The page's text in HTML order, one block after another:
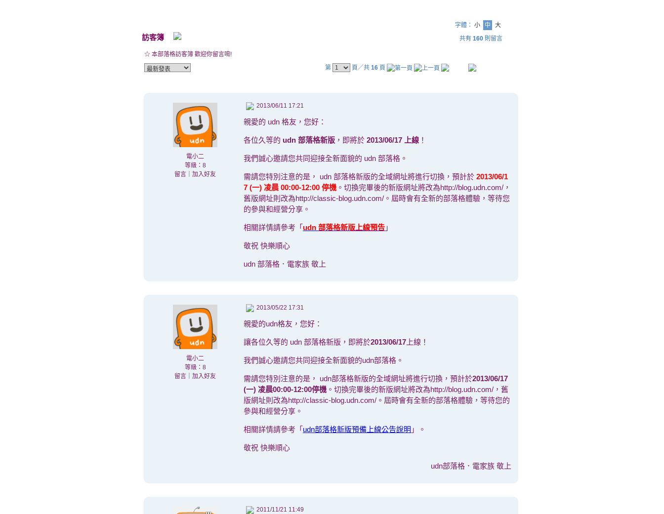
字體： 小 中 大
訪客簿 共有 160 則留言
☆ 本部落格訪客簿 歡迎你留言唷!
第
頁／共 16 頁
電小二
等級：8
留言
加入好友
2013/06/11 17:21
親愛的 udn 格友，您好：
各位久等的 udn 部落格新版 ，即將於 2013/06/17 上線 ！
我們誠心邀請您共同迎接全新面貌的 udn 部落格。
需請您特別注意的是， udn 部落格新版的全域網址將進行切換，預計於 2013/06/1
7 (一) 凌晨 00:00-12:00 停機 。切換完畢後的新版網址將改為http://blog.udn.com/，
舊版網址則改為http://classic-blog.udn.com/。屆時會有全新的部落格體驗，等待您
的參與和經營分享。
相關詳情請參考「 udn 部落格新版上線預告 」
敬祝 快樂順心
udn 部落格．電家族 敬上
電小二
等級：8
留言
加入好友
2013/05/22 17:31
親愛的udn格友，您好：
讓各位久等的 udn 部落格新版，即將於2013/06/17 上線！
我們誠心邀請您共同迎接全新面貌的udn部落格。
需請您特別注意的是， udn部落格新版的全域網址將進行切換，預計於2013/06/17
(一) 凌晨00:00-12:00停機 。切換完畢後的新版網址將改為http://blog.udn.com/，舊
版網址則改為http://classic-blog.udn.com/。屆時會有全新的部落格體驗，等待您的
參與和經營分享。
相關詳情請參考「 udn部落格新版預備上線公告說明 」。
敬祝 快樂順心
udn部落格．電家族 敬上
2011/11/21 11:49